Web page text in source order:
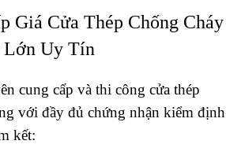
Giá Cửa Thép Chống Cháy
Lớn Uy Tín
cung cấp và thi công cửa thép
với đầy đủ chứng nhận kiểm định
kết: